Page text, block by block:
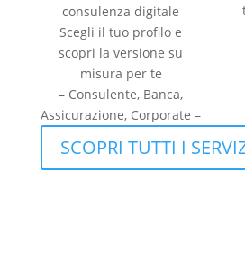
consulenza digitale
Scegli il tuo profilo e
scopri la versione su
misura per te
– Consulente, Banca,
Assicurazione, Corporate –
SCOPRI TUTTI I